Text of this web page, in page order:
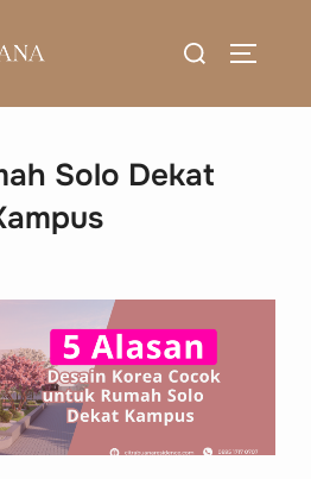
Search
Solo Dekat